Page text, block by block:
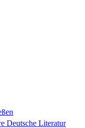
Deutsche Literatur